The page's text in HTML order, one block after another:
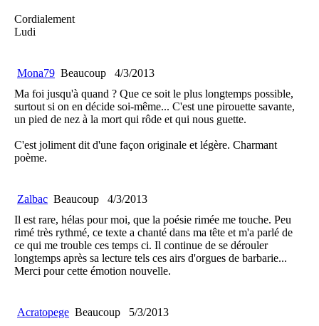
Cordialement
Ludi
Mona79 Beaucoup
4/3/2013
Ma foi jusqu'à quand ? Que ce soit le plus longtemps possible,
surtout si on en décide soi-même... C'est une pirouette savante,
un pied de nez à la mort qui rôde et qui nous guette.
C'est joliment dit d'une façon originale et légère. Charmant
poème.
Zalbac Beaucoup
4/3/2013
Il est rare, hélas pour moi, que la poésie rimée me touche. Peu
rimé très rythmé, ce texte a chanté dans ma tête et m'a parlé de
ce qui me trouble ces temps ci. Il continue de se dérouler
longtemps après sa lecture tels ces airs d'orgues de barbarie...
Merci pour cette émotion nouvelle.
Acratopege Beaucoup
5/3/2013